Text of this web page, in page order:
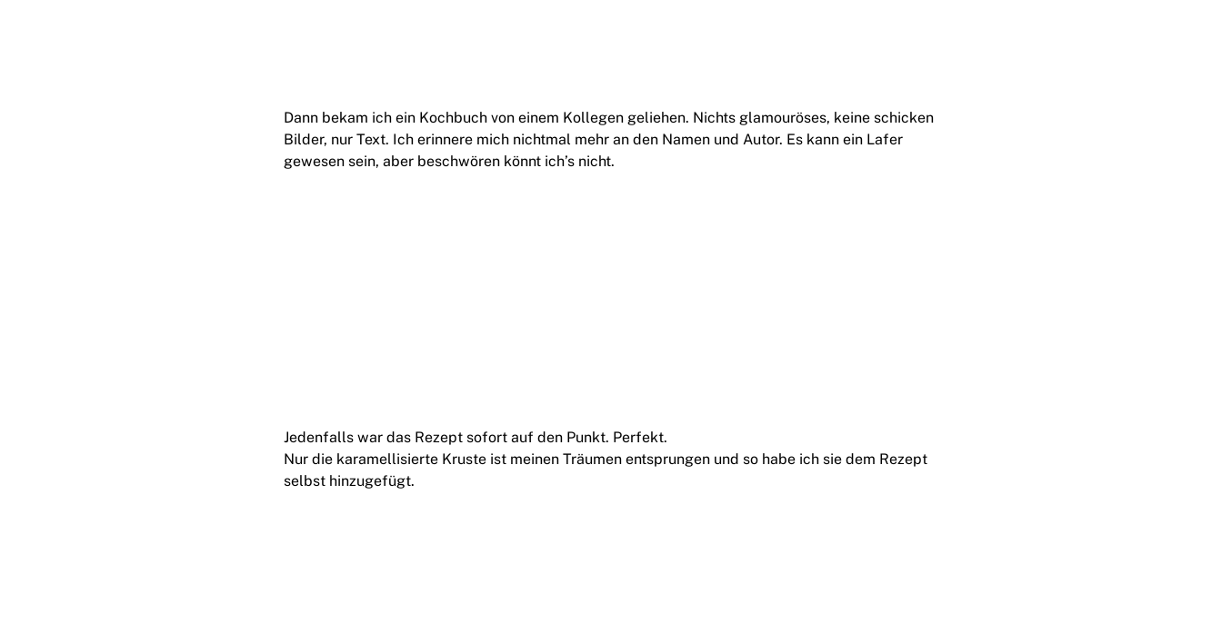
Dann bekam ich ein Kochbuch von einem Kollegen geliehen. Nichts glamouröses, keine schicken
Bilder, nur Text. Ich erinnere mich nichtmal mehr an den Namen und Autor. Es kann ein Lafer
gewesen sein, aber beschwören könnt ich’s nicht.
Jedenfalls war das Rezept sofort auf den Punkt. Perfekt.
Nur die karamellisierte Kruste ist meinen Träumen entsprungen und so habe ich sie dem Rezept
selbst hinzugefügt.